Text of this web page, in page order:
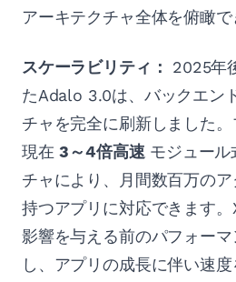
アーキテクチャ全体を俯瞰で
スケーラビリティ：
2025年
たAdalo 3.0は、バックエン
チャを完全に刷新しました
現在3～4倍高速 モジュール
チャにより、月間数百万の
持つアプリに対応できます
影響を与える前のパフォー
し、アプリの成長に伴い速